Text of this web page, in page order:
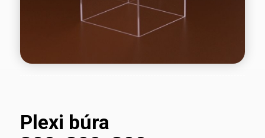
Plexi búra